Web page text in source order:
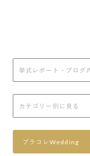
プラコレWedding